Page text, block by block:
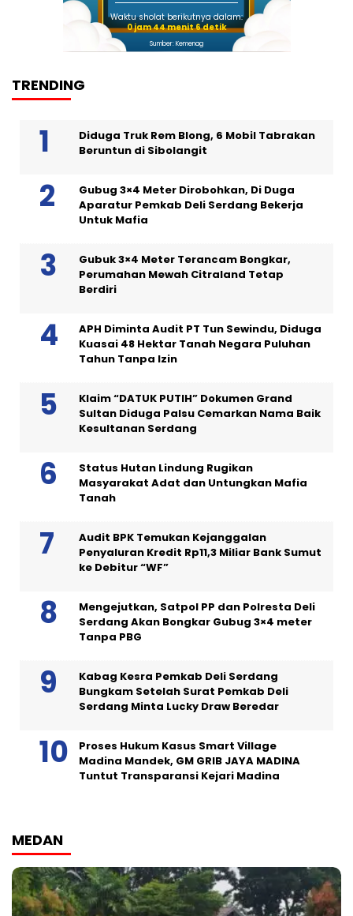
Waktu sholat berikutnya dalam:
0 jam 44 menit 6 detik
Sumber: Kemenag
TRENDING
Diduga Truk Rem Blong, 6 Mobil Tabrakan
Beruntun di Sibolangit
Gubug 3×4 Meter Dirobohkan, Di Duga
Aparatur Pemkab Deli Serdang Bekerja
Untuk Mafia
Gubuk 3×4 Meter Terancam Bongkar,
Perumahan Mewah Citraland Tetap
Berdiri
APH Diminta Audit PT Tun Sewindu, Diduga
Kuasai 48 Hektar Tanah Negara Puluhan
Tahun Tanpa Izin
Klaim “DATUK PUTIH” Dokumen Grand
Sultan Diduga Palsu Cemarkan Nama Baik
Kesultanan Serdang
Status Hutan Lindung Rugikan
Masyarakat Adat dan Untungkan Mafia
Tanah
Audit BPK Temukan Kejanggalan
Penyaluran Kredit Rp11,3 Miliar Bank Sumut
ke Debitur “WF”
Mengejutkan, Satpol PP dan Polresta Deli
Serdang Akan Bongkar Gubug 3×4 meter
Tanpa PBG
Kabag Kesra Pemkab Deli Serdang
Bungkam Setelah Surat Pemkab Deli
Serdang Minta Lucky Draw Beredar
Proses Hukum Kasus Smart Village
Madina Mandek, GM GRIB JAYA MADINA
Tuntut Transparansi Kejari Madina
MEDAN